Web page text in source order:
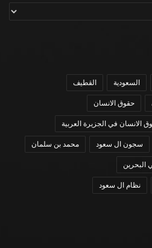
السعودية القطيف
حقوق الانسان
الانسان في الجزيرة العربية
سجون ال سعود محمد بن سلمان
البحرين
نظام ال سعود